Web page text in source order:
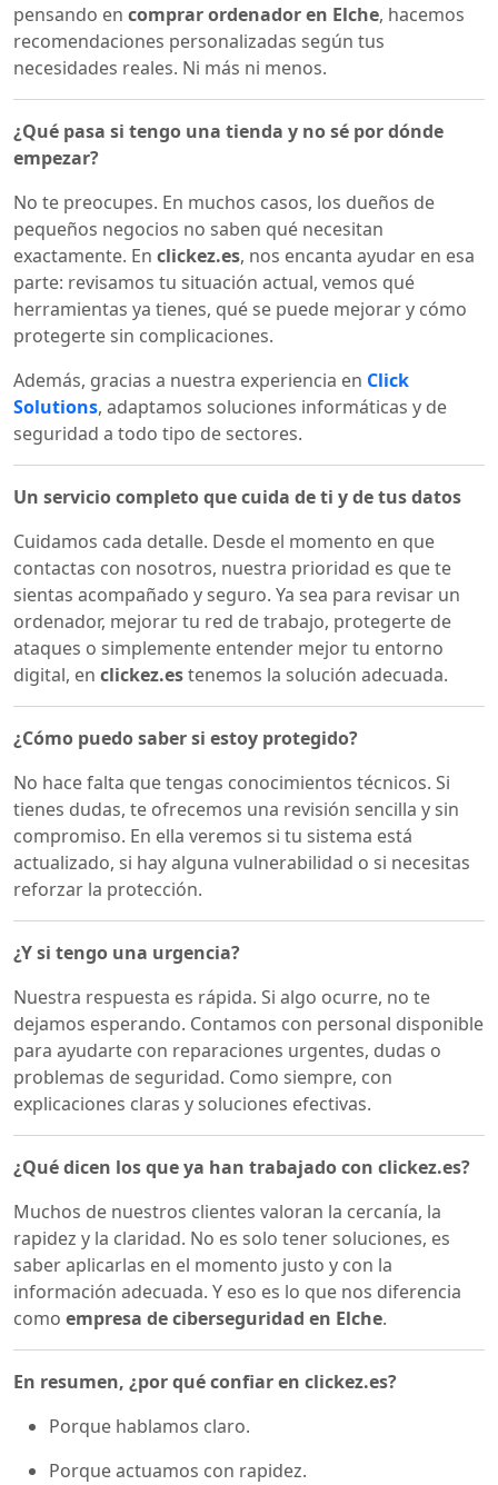
pensando en comprar ordenador en Elche, hacemos
recomendaciones personalizadas según tus
necesidades reales. Ni más ni menos.
¿Qué pasa si tengo una tienda y no sé por dónde
empezar?
No te preocupes. En muchos casos, los dueños de
pequeños negocios no saben qué necesitan
exactamente. En clickez.es, nos encanta ayudar en esa
parte: revisamos tu situación actual, vemos qué
herramientas ya tienes, qué se puede mejorar y cómo
protegerte sin complicaciones.
Además, gracias a nuestra experiencia en Click
Solutions, adaptamos soluciones informáticas y de
seguridad a todo tipo de sectores.
Un servicio completo que cuida de ti y de tus datos
Cuidamos cada detalle. Desde el momento en que
contactas con nosotros, nuestra prioridad es que te
sientas acompañado y seguro. Ya sea para revisar un
ordenador, mejorar tu red de trabajo, protegerte de
ataques o simplemente entender mejor tu entorno
digital, en clickez.estenemos la solución adecuada.
¿Cómo puedo saber si estoy protegido?
No hace falta que tengas conocimientos técnicos. Si
tienes dudas, te ofrecemos una revisión sencilla y sin
compromiso. En ella veremos si tu sistema está
actualizado, si hay alguna vulnerabilidad o si necesitas
reforzar la protección.
¿Y si tengo una urgencia?
Nuestra respuesta es rápida. Si algo ocurre, no te
dejamos esperando. Contamos con personal disponible
para ayudarte con reparaciones urgentes, dudas o
problemas de seguridad. Como siempre, con
explicaciones claras y soluciones efectivas.
¿Qué dicen los que ya han trabajado con clickez.es?
Muchos de nuestros clientes valoran la cercanía, la
rapidez y la claridad. No es solo tener soluciones, es
saber aplicarlas en el momento justo y con la
información adecuada. Y eso es lo que nos diferencia
como empresa de ciberseguridad en Elche.
En resumen, ¿por qué confiar en clickez.es?
Porque hablamos claro.
Porque actuamos con rapidez.